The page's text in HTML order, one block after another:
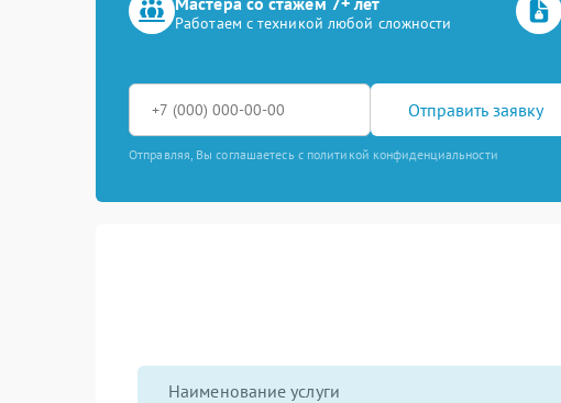
Работаем с техникой любой сложности
Отправить заявку
Отправляя, Вы соглашаетесь с политикой конфиденциальности
Наименование услуги